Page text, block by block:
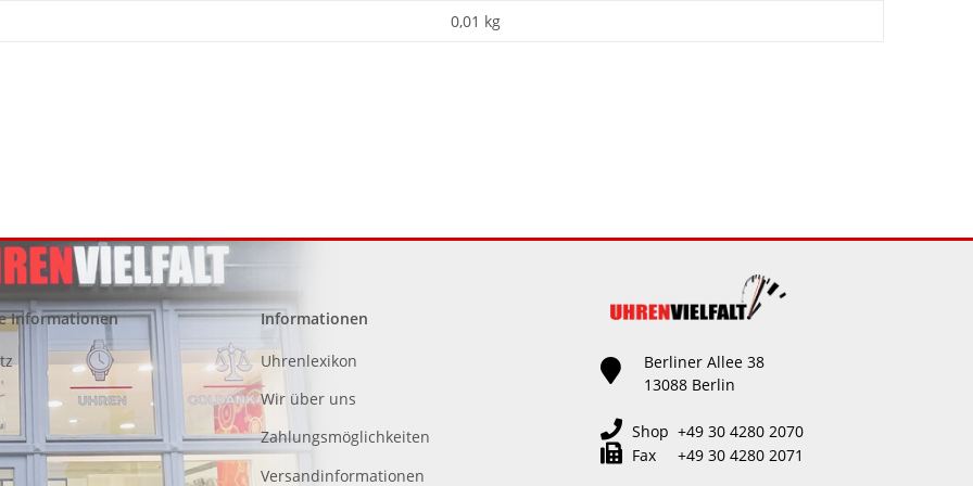
0,01 kg
Informationen Informationen
Uhrenlexikon
Wir über uns
Zahlungsmöglichkeiten
Versandinformationen
Berliner Allee 38
13088 Berlin
Shop +49 30 4280 2070
Fax +49 30 4280 2071